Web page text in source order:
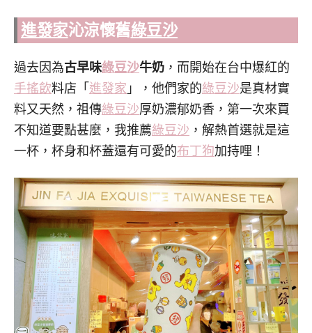
進發家沁涼懷舊綠豆沙
過去因為古早味綠豆沙牛奶 ，而開始在台中爆紅的
手搖飲料店「 進發家 」，他們家的綠豆沙是真材實
料又天然，祖傳綠豆沙厚奶濃郁奶香，第一次來買
不知道要點甚麼，我推薦綠豆沙 ，解熱首選就是這
一杯，杯身和杯蓋還有可愛的布丁狗加持哩！